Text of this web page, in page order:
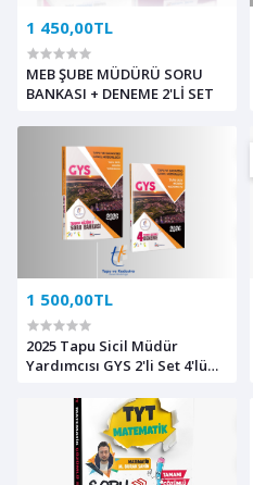
1 450,00TL
MEB ŞUBE MÜDÜRÜ SORU
BANKASI + DENEME 2'Lİ SET
1 500,00TL
2025 Tapu Sicil Müdür
Yardımcısı GYS 2'li Set 4'lü